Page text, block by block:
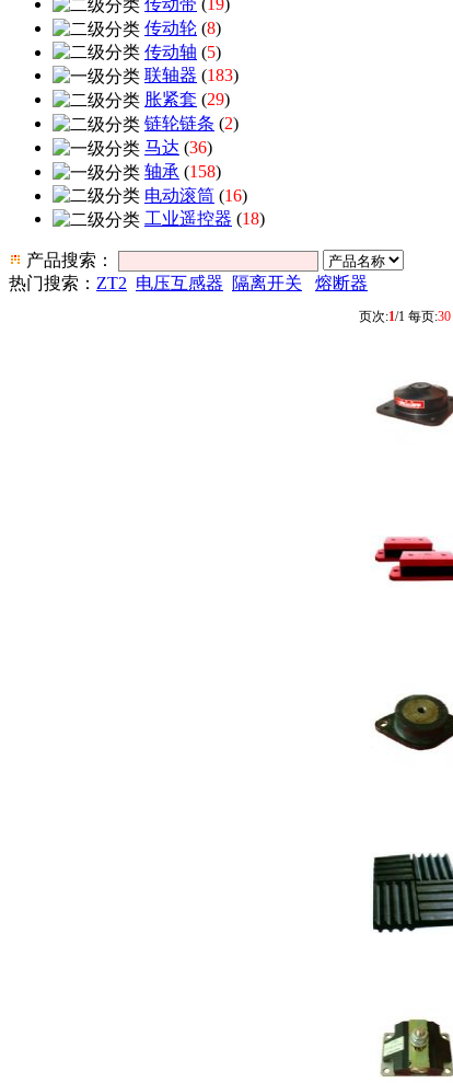
传动带 ( 19)
传动轮 (8)
传动轴 (5)
联轴器 (183)
胀紧套 (29)
链轮链条 (2)
马达 (36)
轴承 (158)
电动滚筒 (16)
工业遥控器 (18)
产品搜索：
热门搜索： ZT2 电压互感器 隔离开关 熔断器
页次:1/1 每页:30